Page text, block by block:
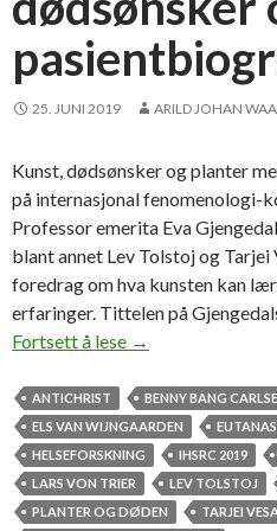
25. JUNI 2019 ARILD JOHAN
Kunst, dødsønsker og planter
på internasjonal fenomenologi-
Professor emerita Eva
blant annet Lev Tolstoj og Tarjei
foredrag om hva kunsten kan
erfaringer. Tittelen på
Fortsett å lese O
I
v
a
n
I
→
ANTICHRIST BENNY BANG
ELS VAN WIJNGAARDEN
HELSEFORSKNING
IHSRC 2019
LARS VON TRIER
LEV TOLSTOJ
PLANTER OG DØDEN
TARJEI